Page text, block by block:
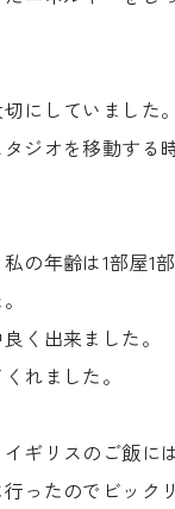
にしていました
ジオを移動する
の年齢は1部屋1
く出来ました。
れました。
ギリスのご飯に
ったのでビック